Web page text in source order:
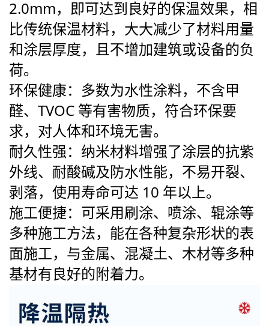
2.0mm，即可达到良好的保温效果，相
比传统保温材料，大大减少了材料用量
和涂层厚度，且不增加建筑或设备的负
荷。
环保健康：多数为水性涂料，不含甲
醛、TVOC 等有害物质，符合环保要
求，对人体和环境无害。
耐久性强：纳米材料增强了涂层的抗紫
外线、耐酸碱及防水性能，不易开裂、
剥落，使用寿命可达 10 年以上。
施工便捷：可采用刷涂、喷涂、辊涂等
多种施工方法，能在各种复杂形状的表
面施工，与金属、混凝土、木材等多种
基材有良好的附着力。